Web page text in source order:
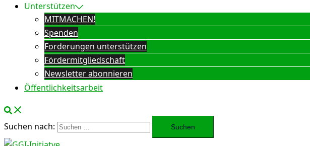
Unterstützen
MITMACHEN!
Spenden
Forderungen unterstützen
Fördermitgliedschaft
Newsletter abonnieren
Öffentlichkeitsarbeit
Suchen nach: